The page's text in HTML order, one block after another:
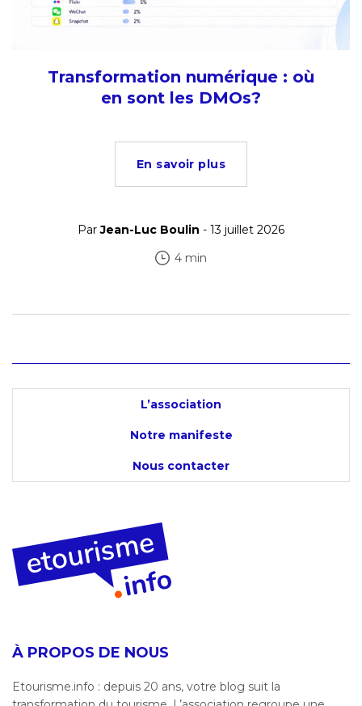
Transformation numérique : où
en sont les DMOs?
En savoir plus
ParJean-Luc Boulin - 13 juillet 2026
4 min
L’association
Notre manifeste
Nous contacter
À PROPOS DE NOUS
Etourisme.info : depuis 20 ans, votre blog suit la